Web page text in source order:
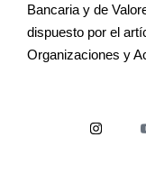
Bancaria y de
dispuesto por el
Organizaciones y